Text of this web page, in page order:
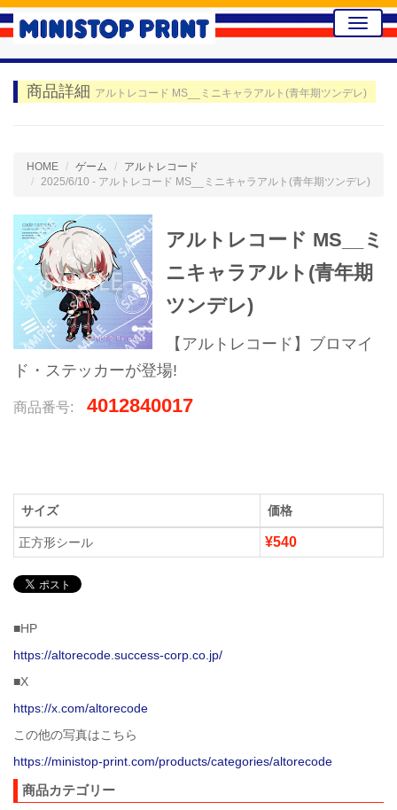
Toggle
商品詳細 アルトレコード MS__ミニキャラアルト(青年期ツンデレ)
HOME ゲーム
アルトレコード
2025/6/10 - アルトレコード MS__ミニキャラアルト(青年期ツンデレ)
アルトレコード MS__ミ
ニキャラアルト(青年期
ツンデレ)
【アルトレコード】ブロマイ
ド・ステッカーが登場!
商品番号: 4012840017
サイズ 価格
正方形シール ¥540
■HP
https://altorecode.success-corp.co.jp/
■X
https://x.com/altorecode
この他の写真はこちら
https://ministop-print.com/products/categories/altorecode
商品カテゴリー